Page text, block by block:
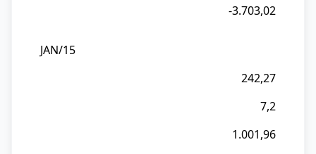
Imp.
-3.703,02
JAN/15
242,27
7,2
1.001,96